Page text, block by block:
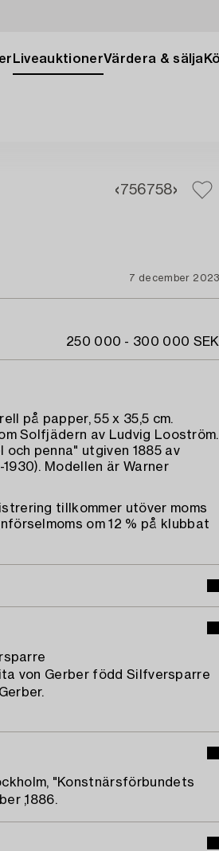
LiveauktionerVärdera & sälja
756758
7 december 2023
250 000 - 300 000 SEK
på papper, 55 x 35,5 cm.
Solfjädern av Ludvig Looström.
penna" utgiven 1885 av
Modellen är Warner
tillkommer utöver moms
om 12 % på klubbat
von Gerber född Silfversparre
"Konstnärsförbundets
,1886.